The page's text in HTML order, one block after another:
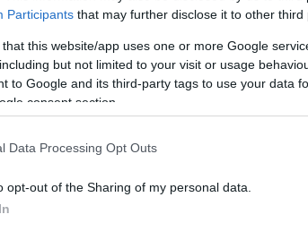
Participants that may further disclose it to other third
that this website/app uses one or more Google
but not limited to your visit or usage
to Google and its third-party tags to use your data
consent section.
Data Processing Opt Outs
opt-out of the Sharing of my personal data.
és a kevésbé látogatottak helyére új
nem egyszerű, mert az előadóművészek
szabad időpontok nem biztos, hogy
Hatalmas szervező munkát végez a
A művészekkel és a helyszínekkel
egyeztetése óriási figyelmet
van a legegyszerűbb dolgom, nekem
illetően, és nyugodtan
néha figyelmeztet az operatív front, hogy